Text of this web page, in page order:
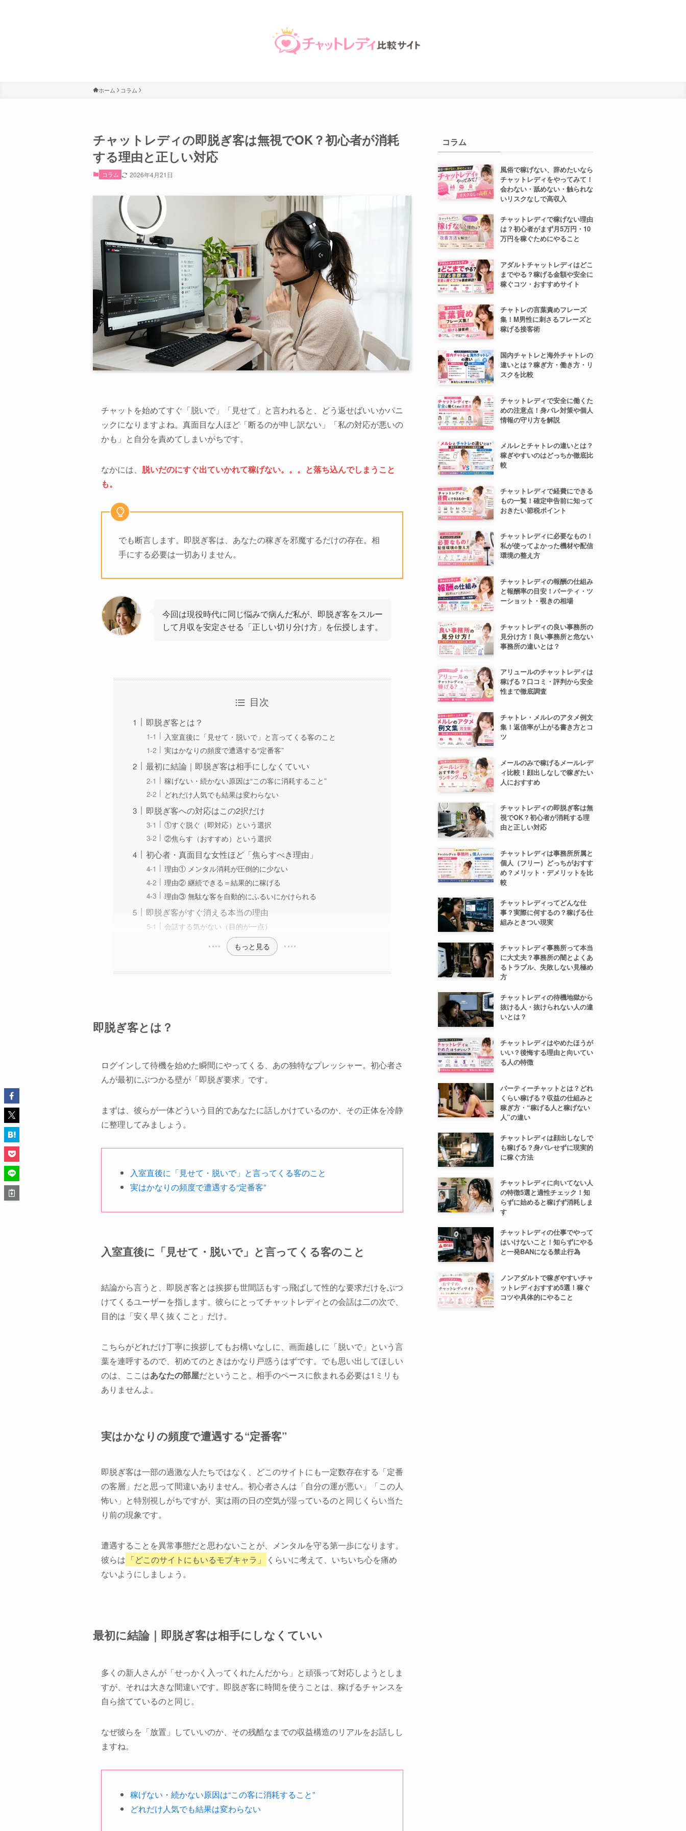
ホーム コラム
チャットレディの即脱ぎ客は無視でOK？初心者が消耗
する理由と正しい対応
コラム 2026年4月21日
チャットを始めてすぐ「脱いで」「見せて」と言われると、どう返せばいいかパニ
ックになりますよね。真面目な人ほど「断るのが申し訳ない」「私の対応が悪いの
かも」と自分を責めてしまいがちです。
なかには、 脱いだのにすぐ出ていかれて稼げない。。。と落ち込んでしまうこと
も。
でも断言します。即脱ぎ客は、あなたの稼ぎを邪魔するだけの存在。相
手にする必要は一切ありません。
今回は現役時代に同じ悩みで病んだ私が、即脱ぎ客をスルー
して月収を安定させる「正しい切り分け方」を伝授します。
目次
即脱ぎ客とは？
入室直後に「見せて・脱いで」と言ってくる客のこと
実はかなりの頻度で遭遇する“定番客”
最初に結論｜即脱ぎ客は相手にしなくていい
稼げない・続かない原因は“この客に消耗すること”
どれだけ人気でも結果は変わらない
即脱ぎ客への対応はこの2択だけ
①すぐ脱ぐ（即対応）という選択
②焦らす（おすすめ）という選択
初心者・真面目な女性ほど「焦らすべき理由」
理由① メンタル消耗が圧倒的に少ない
理由② 継続できる＝結果的に稼げる
理由③ 無駄な客を自動的にふるいにかけられる
即脱ぎ客がすぐ消える本当の理由
会話する気がない（目的が一点）
もっと見る
即脱ぎ客とは？
ログインして待機を始めた瞬間にやってくる、あの独特なプレッシャー。初心者さ
んが最初にぶつかる壁が「即脱ぎ要求」です。
まずは、彼らが一体どういう目的であなたに話しかけているのか、その正体を冷静
に整理してみましょう。
入室直後に「見せて・脱いで」と言ってくる客のこと
実はかなりの頻度で遭遇する“定番客”
入室直後に「見せて・脱いで」と言ってくる客のこと
結論から言うと、即脱ぎ客とは挨拶も世間話もすっ飛ばして性的な要求だけをぶつ
けてくるユーザーを指します。彼らにとってチャットレディとの会話は二の次で、
目的は「安く早く抜くこと」だけ。
こちらがどれだけ丁寧に挨拶してもお構いなしに、画面越しに「脱いで」という言
葉を連呼するので、初めてのときはかなり戸惑うはずです。でも思い出してほしい
のは、ここはあなたの部屋だということ。相手のペースに飲まれる必要は1ミリも
ありませんよ。
実はかなりの頻度で遭遇する“定番客”
即脱ぎ客は一部の過激な人たちではなく、どこのサイトにも一定数存在する「定番
の客層」だと思って間違いありません。初心者さんは「自分の運が悪い」「この人
怖い」と特別視しがちですが、実は雨の日の空気が湿っているのと同じくらい当た
り前の現象です。
遭遇することを異常事態だと思わないことが、メンタルを守る第一歩になります。
彼らは 「どこのサイトにもいるモブキャラ」
くらいに考えて、いちいち心を痛め
ないようにしましょう。
最初に結論｜即脱ぎ客は相手にしなくていい
多くの新人さんが「せっかく入ってくれたんだから」と頑張って対応しようとしま
すが、それは大きな間違いです。即脱ぎ客に時間を使うことは、稼げるチャンスを
自ら捨てているのと同じ。
なぜ彼らを「放置」していいのか、その残酷なまでの収益構造のリアルをお話しし
ますね。
稼げない・続かない原因は“この客に消耗すること”
どれだけ人気でも結果は変わらない
コラム
風俗で稼げない、辞めたいなら
チャットレディをやってみて！
会わない・舐めない・触られな
いリスクなしで高収入
チャットレディで稼げない理由
は？初心者がまず月5万円・10
万円を稼ぐためにやること
アダルトチャットレディはどこ
までやる？稼げる金額や安全に
稼ぐコツ・おすすめサイト
チャトレの言葉責めフレーズ
集！M男性に刺さるフレーズと
稼げる接客術
国内チャトレと海外チャトレの
違いとは？稼ぎ方・働き方・リ
スクを比較
チャットレディで安全に働くた
めの注意点！身バレ対策や個人
情報の守り方を解説
メルレとチャトレの違いとは？
稼ぎやすいのはどっちか徹底比
較
チャットレディで経費にできる
もの一覧！確定申告前に知って
おきたい節税ポイント
チャットレディに必要なもの！
私が使ってよかった機材や配信
環境の整え方
チャットレディの報酬の仕組み
と報酬率の目安！パーティ・ツ
ーショット・覗きの相場
チャットレディの良い事務所の
見分け方！良い事務所と危ない
事務所の違いとは？
アリュールのチャットレディは
稼げる？口コミ・評判から安全
性まで徹底調査
チャトレ・メルレのアタメ例文
集！返信率が上がる書き方とコ
ツ
メールのみで稼げるメールレデ
ィ比較！顔出しなしで稼ぎたい
人におすすめ
チャットレディの即脱ぎ客は無
視でOK？初心者が消耗する理
由と正しい対応
チャットレディは事務所所属と
個人（フリー）どっちがおすす
め？メリット・デメリットを比
較
チャットレディってどんな仕
事？実際に何するの？稼げる仕
組みときつい現実
チャットレディ事務所って本当
に大丈夫？事務所の闇とよくあ
るトラブル、失敗しない見極め
方
チャットレディの待機地獄から
抜ける人・抜けられない人の違
いとは？
チャットレディはやめたほうが
いい？後悔する理由と向いてい
る人の特徴
パーティーチャットとは？どれ
くらい稼げる？収益の仕組みと
稼ぎ方・“稼げる人と稼げない
人”の違い
チャットレディは顔出しなしで
も稼げる？身バレせずに現実的
に稼ぐ方法
チャットレディに向いてない人
の特徴5選と適性チェック！知
らずに始めると稼げず消耗しま
す
チャットレディの仕事でやって
はいけないこと！知らずにやる
と一発BANになる禁止行為
ノンアダルトで稼ぎやすいチャ
ットレディおすすめ5選！稼ぐ
コツや具体的にやること